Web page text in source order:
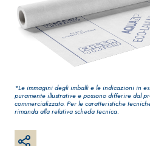
*Le immagini degli imballi e le indicazioni in
puramente illustrative e possono differire dal
commercializzato. Per le caratteristiche
rimanda alla relativa scheda tecnica.